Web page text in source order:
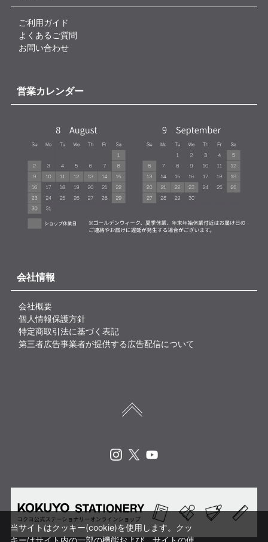
ご利用ガイド
よくあるご質問
お問い合わせ
営業カレンダー
会社情報
会社概要
個人情報保護方針
特定商取引法に基づく表記
第三者広告事業者が提供する広告配信について
当サイトはクッキー(cookie)を使用します。クッ